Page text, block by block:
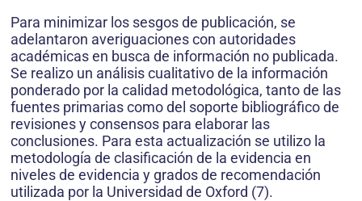
Para minimizar los sesgos de publicación, se
adelantaron averiguaciones con autoridades
académicas en busca de información no publicada.
Se realizo un análisis cualitativo de la información
ponderado por la calidad metodológica, tanto de las
fuentes primarias como del soporte bibliográfico de
revisiones y consensos para elaborar las
conclusiones. Para esta actualización se utilizo la
metodología de clasificación de la evidencia en
niveles de evidencia y grados de recomendación
utilizada por la Universidad de Oxford (7).